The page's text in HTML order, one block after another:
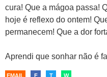
cura! Que a mágoa passa!
hoje é reflexo do ontem!
permanecem! Que a dor
Aprendi que sonhar não é
EMAIL F T W